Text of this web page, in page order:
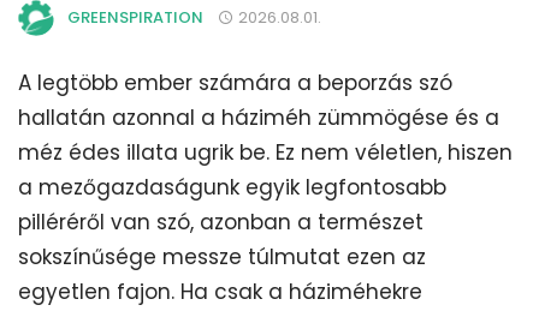
GREENSPIRATION 2026.08.01.
A legtöbb ember számára a beporzás szó
hallatán azonnal a háziméh zümmögése és a
méz édes illata ugrik be. Ez nem véletlen, hiszen
a mezőgazdaságunk egyik legfontosabb
pilléréről van szó, azonban a természet
sokszínűsége messze túlmutat ezen az
egyetlen fajon. Ha csak a háziméhekre